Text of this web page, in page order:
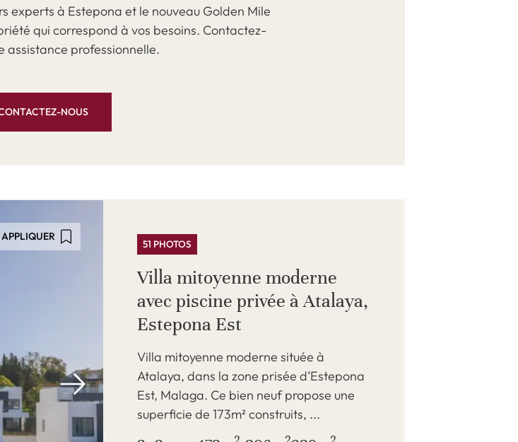
experts à Estepona et le nouveau Golden Mile
qui correspond à vos besoins. Contactez-
assistance professionnelle.
NOUS
APPLIQUER
51 PHOTOS
Villa mitoyenne moderne
avec piscine privée à Atalaya,
Estepona Est
Villa mitoyenne moderne située à
Atalaya, dans la zone prisée d’Estepona
Est, Malaga. Ce bien neuf propose une
superficie de 173m² construits, ...